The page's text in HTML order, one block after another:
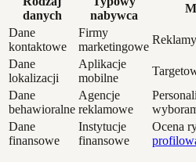
danych
nabywca
Dane
kontaktowe
Firmy
marketingowe
Dane
lokalizacji
Aplikacje
mobilne
Dane
behawioralne
Agencje
reklamowe
Dane
finansowe
Instytucje
finansowe
Ocena